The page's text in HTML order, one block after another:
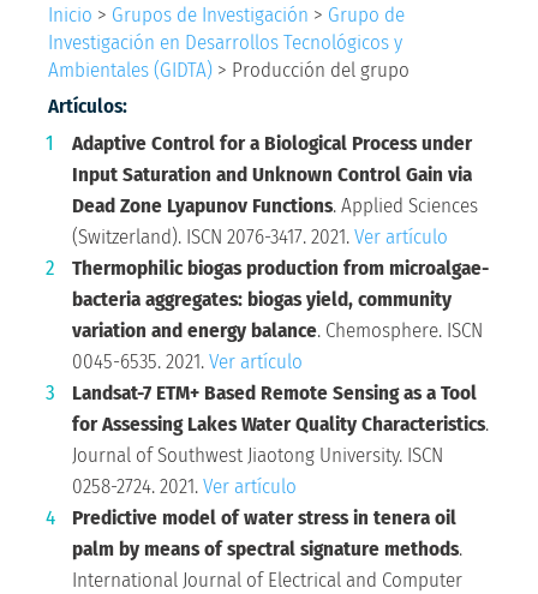
Inicio > Grupos de Investigación > Grupo de
Investigación en Desarrollos Tecnológicos y
Ambientales (GIDTA) > Producción del grupo
Artículos:
Adaptive Control for a Biological Process under
Input Saturation and Unknown Control Gain via
Dead Zone Lyapunov Functions. Applied Sciences
(Switzerland). ISCN 2076-3417. 2021.Ver artículo
Thermophilic biogas production from microalgae-
bacteria aggregates: biogas yield, community
variation and energy balance. Chemosphere. ISCN
0045-6535. 2021.Ver artículo
Landsat-7 ETM+ Based Remote Sensing as a Tool
for Assessing Lakes Water Quality Characteristics.
Journal of Southwest Jiaotong University. ISCN
0258-2724. 2021.Ver artículo
Predictive model of water stress in tenera oil
palm by means of spectral signature methods.
International Journal of Electrical and Computer